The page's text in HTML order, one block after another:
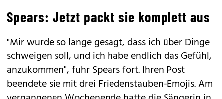
Spears: Jetzt packt sie komplett aus
"Mir wurde so lange gesagt, dass ich über Dinge
schweigen soll, und ich habe endlich das Gefühl,
anzukommen", fuhrSpearsfort. Ihren Post
beendete sie mit drei Friedenstauben-Emojis. Am